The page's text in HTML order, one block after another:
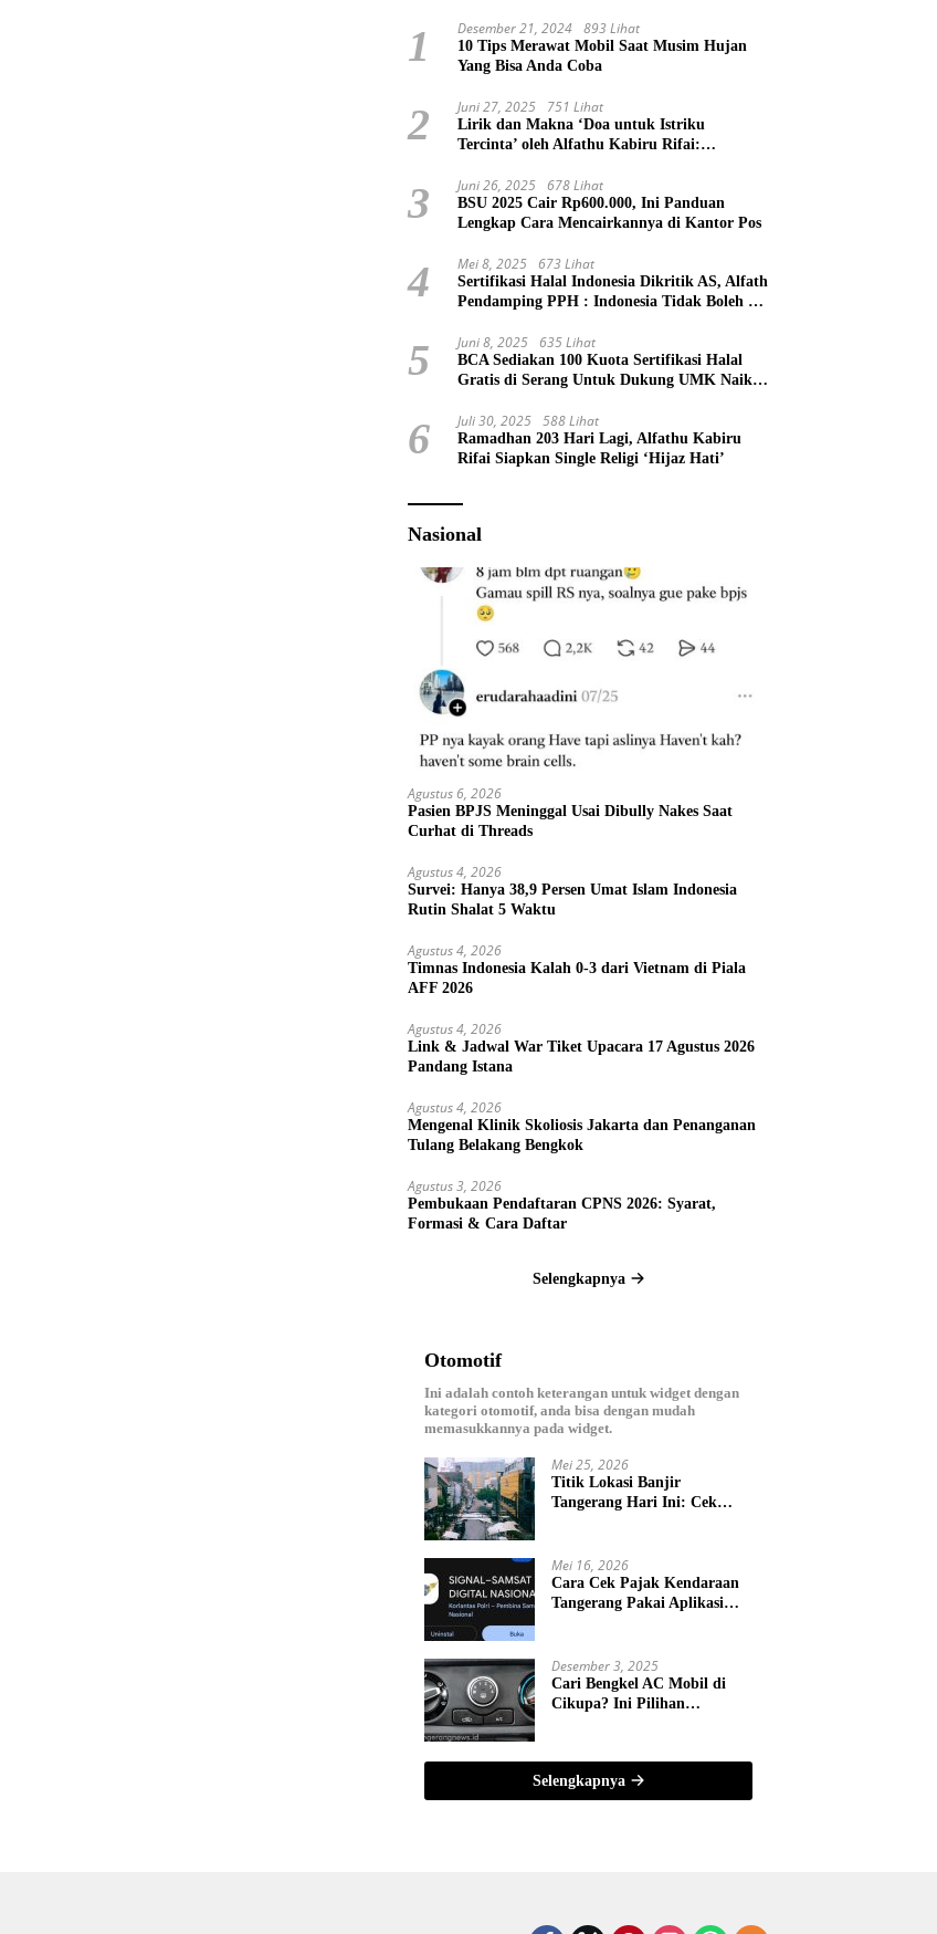
1 Desember 21, 2024 893 Lihat
10 Tips Merawat Mobil Saat Musim Hujan
Yang Bisa Anda Coba
2 Juni 27, 2025 751 Lihat
Lirik dan Makna ‘Doa untuk Istriku
Tercinta’ oleh Alfathu Kabiru Rifai:
3 Juni 26, 2025 678 Lihat
BSU 2025 Cair Rp600.000, Ini Panduan
Lengkap Cara Mencairkannya di Kantor Pos
4 Mei 8, 2025 673 Lihat
Sertifikasi Halal Indonesia Dikritik AS, Alfath
Pendamping PPH : Indonesia Tidak Boleh di
5 Juni 8, 2025 635 Lihat
BCA Sediakan 100 Kuota Sertifikasi Halal
Gratis di Serang Untuk Dukung UMK Naik
6 Juli 30, 2025 588 Lihat
Ramadhan 203 Hari Lagi, Alfathu Kabiru
Rifai Siapkan Single Religi ‘Hijaz Hati’
Nasional
Agustus 6, 2026
Pasien BPJS Meninggal Usai Dibully Nakes Saat
Curhat di Threads
Agustus 4, 2026
Survei: Hanya 38,9 Persen Umat Islam Indonesia
Rutin Shalat 5 Waktu
Agustus 4, 2026
Timnas Indonesia Kalah 0-3 dari Vietnam di Piala
AFF 2026
Agustus 4, 2026
Link & Jadwal War Tiket Upacara 17 Agustus 2026
Pandang Istana
Agustus 4, 2026
Mengenal Klinik Skoliosis Jakarta dan Penanganan
Tulang Belakang Bengkok
Agustus 3, 2026
Pembukaan Pendaftaran CPNS 2026: Syarat,
Formasi & Cara Daftar
Selengkapnya
Otomotif
Ini adalah contoh keterangan untuk widget dengan
kategori otomotif, anda bisa dengan mudah
memasukkannya pada widget.
Mei 25, 2026
Titik Lokasi Banjir
Tangerang Hari Ini: Cek
Mei 16, 2026
Cara Cek Pajak Kendaraan
Tangerang Pakai Aplikasi
Desember 3, 2025
Cari Bengkel AC Mobil di
Cikupa? Ini Pilihan
Selengkapnya